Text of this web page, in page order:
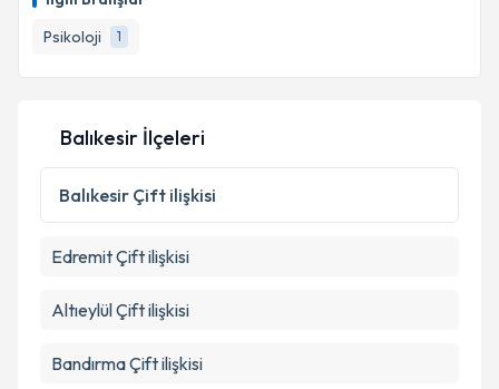
Psikoloji
1
Balıkesir İlçeleri
Balıkesir Çift ilişkisi
EdremitÇift ilişkisi
AltıeylülÇift ilişkisi
BandırmaÇift ilişkisi